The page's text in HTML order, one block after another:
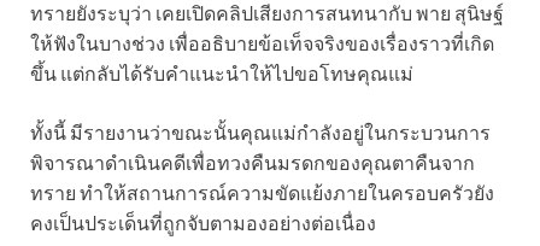
ทรายยังระบุว่า เคยเปิดคลิปเสียงการสนทนากับ พาย สุนิษฐ์
ให้ฟังในบางช่วง เพื่ออธิบายข้อเท็จจริงของเรื่องราวที่เกิด
ขึ้น แต่กลับได้รับคำแนะนำให้ไปขอโทษคุณแม่
ทั้งนี้ มีรายงานว่าขณะนั้นคุณแม่กำลังอยู่ในกระบวนการ
พิจารณาดำเนินคดีเพื่อทวงคืนมรดกของคุณตาคืนจาก
ทราย ทำให้สถานการณ์ความขัดแย้งภายในครอบครัวยัง
คงเป็นประเด็นที่ถูกจับตามองอย่างต่อเนื่อง